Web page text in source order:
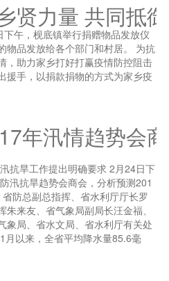
贤力量 共同抵
午，枧底镇举行捐赠物品发放仪
物品发放给各个部门和村居。 为抗
，助力家乡打好打赢疫情防控阻击
援手，以捐款捐物的方式为家乡疫
年汛情趋势会
抗旱工作提出明确要求 2月24日下
汛抗旱趋势会商会，分析预测201
防总副总指挥、省水利厅厅长罗
来友、省气象局副局长汪金福、
象局、省水文局、省水利厅有关处
月以来，全省平均降水量85.6毫